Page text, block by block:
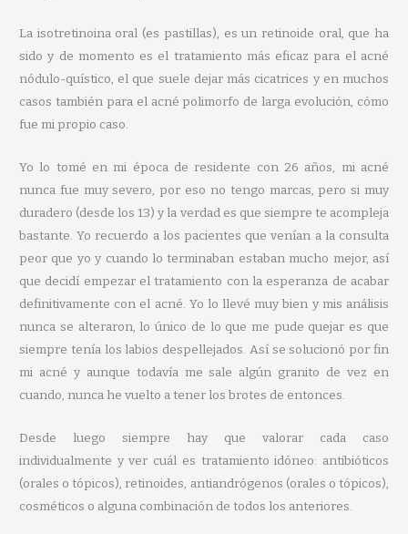
La isotretinoina oral (es pastillas), es un retinoide oral, que ha
sido y de momento es el tratamiento más eficaz para el acné
nódulo-quístico, el que suele dejar más cicatrices y en muchos
casos también para el acné polimorfo de larga evolución, cómo
fue mi propio caso.
Yo lo tomé en mi época de residente con 26 años, mi acné
nunca fue muy severo, por eso no tengo marcas, pero si muy
duradero (desde los 13) y la verdad es que siempre te acompleja
bastante. Yo recuerdo a los pacientes que venían a la consulta
peor que yo y cuando lo terminaban estaban mucho mejor, así
que decidí empezar el tratamiento con la esperanza de acabar
definitivamente con el acné. Yo lo llevé muy bien y mis análisis
nunca se alteraron, lo único de lo que me pude quejar es que
siempre tenía los labios despellejados. Así se solucionó por fin
mi acné y aunque todavía me sale algún granito de vez en
cuando, nunca he vuelto a tener los brotes de entonces.
Desde luego siempre hay que valorar cada caso
individualmente y ver cuál es tratamiento idóneo: antibióticos
(orales o tópicos), retinoides, antiandrógenos (orales o tópicos),
cosméticos o alguna combinación de todos los anteriores.